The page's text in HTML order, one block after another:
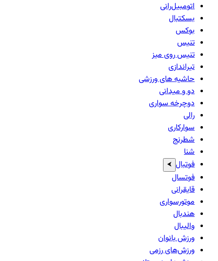
اتومبیل‌رانی
بسکتبال
بوکس
تنیس
تنیس روی میز
تیراندازی
حاشیه های ورزشی
دو و میدانی
دوچرخه سواری
رالی
سوارکاری
شطرنج
شنا
فوتبال ⮜
فوتسال
قایقرانی
موتورسواری
هندبال
والیبال
ورزش بانوان
ورزش‌های رزمی